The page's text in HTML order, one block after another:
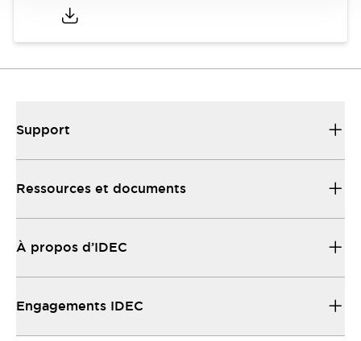
Support
Ressources et documents
À propos d’IDEC
Engagements IDEC